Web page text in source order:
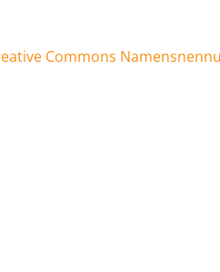
Commons